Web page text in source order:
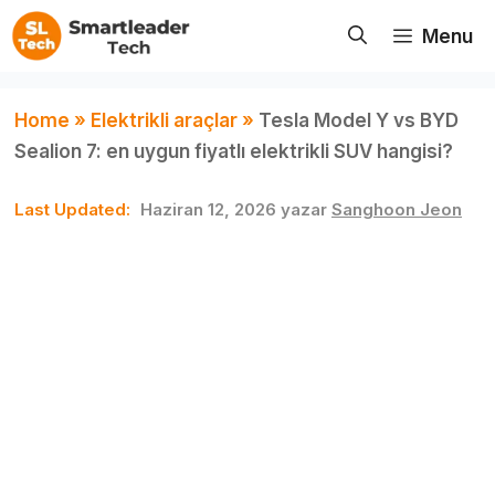
İçeriğe
atla
Menu
Home » Elektrikli araçlar » Tesla Model Y vs BYD
Sealion 7: en uygun fiyatlı elektrikli SUV hangisi?
Haziran 12, 2026 yazar Sanghoon Jeon